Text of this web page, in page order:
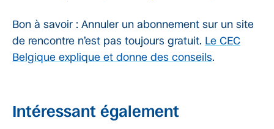
Bon à savoir : Annuler un abonnement sur un site
de rencontre n’est pas toujours gratuit. Le CEC
Belgique explique et donne des conseils.
Intéressant également